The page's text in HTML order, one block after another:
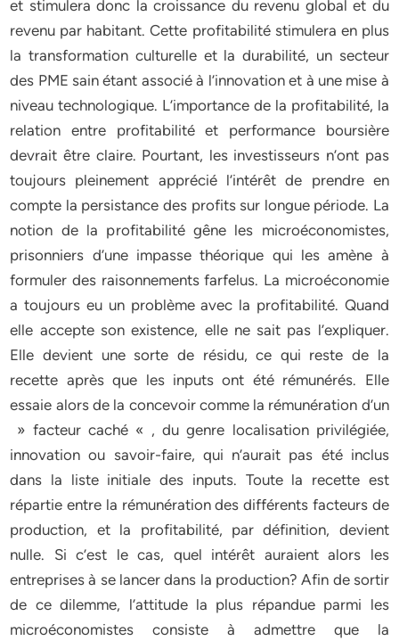
et stimulera donc la croissance du revenu global et du
revenu par habitant. Cette profitabilité stimulera en plus
la transformation culturelle et la durabilité, un secteur
des PME sain étant associé à l’innovation et à une mise à
niveau technologique. L’importance de la profitabilité, la
relation entre profitabilité et performance boursière
devrait être claire. Pourtant, les investisseurs n’ont pas
toujours pleinement apprécié l’intérêt de prendre en
compte la persistance des profits sur longue période. La
notion de la profitabilité gêne les microéconomistes,
prisonniers d’une impasse théorique qui les amène à
formuler des raisonnements farfelus. La microéconomie
a toujours eu un problème avec la profitabilité. Quand
elle accepte son existence, elle ne sait pas l’expliquer.
Elle devient une sorte de résidu, ce qui reste de la
recette après que les inputs ont été rémunérés. Elle
essaie alors de la concevoir comme la rémunération d’un
» facteur caché « , du genre localisation privilégiée,
innovation ou savoir-faire, qui n’aurait pas été inclus
dans la liste initiale des inputs. Toute la recette est
répartie entre la rémunération des différents facteurs de
production, et la profitabilité, par définition, devient
nulle. Si c’est le cas, quel intérêt auraient alors les
entreprises à se lancer dans la production? Afin de sortir
de ce dilemme, l’attitude la plus répandue parmi les
microéconomistes consiste à admettre que la